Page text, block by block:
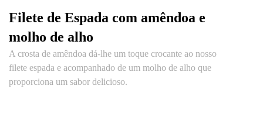
Filete de Espada com amêndoa e
molho de alho
A crosta de amêndoa dá-lhe um toque crocante ao nosso
filete espada e acompanhado de um molho de alho que
proporciona um sabor delicioso.